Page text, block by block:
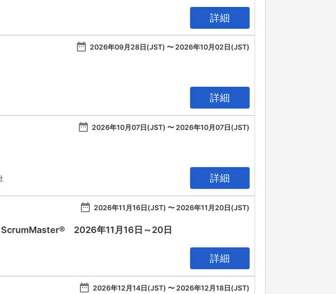
詳細
date_range 2026年09月28日(JST) 〜 2026年10月02日(JST)
詳細
date_range 2026年10月07日(JST) 〜 2026年10月07日(JST)
詳細
date_range 2026年11月16日(JST) 〜 2026年11月20日(JST)
ScrumMaster® 2026年11月16日～20日
詳細
date_range 2026年12月14日(JST) 〜 2026年12月18日(JST)